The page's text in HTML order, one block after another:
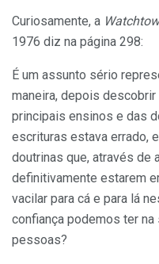
Curiosamente, a
1976 diz na página 298:
É um assunto sério
maneira, depois
principais ensinos e das
escrituras estava errado,
doutrinas que, através de
definitivamente estarem
vacilar para cá e para lá
confiança podemos ter
pessoas?